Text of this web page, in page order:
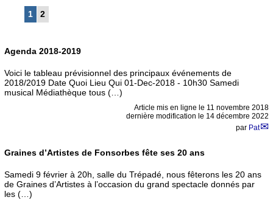
1 2
Agenda 2018-2019
Voici le tableau prévisionnel des principaux événements de
2018/2019 Date Quoi Lieu Qui 01-Dec-2018 - 10h30 Samedi
musical Médiathèque tous (…)
Article mis en ligne le 11 novembre 2018
dernière modification le 14 décembre 2022
par Pat
Graines d’Artistes de Fonsorbes fête ses 20 ans
Samedi 9 février à 20h, salle du Trépadé, nous fêterons les 20 ans
de Graines d’Artistes à l’occasion du grand spectacle donnés par
les (…)